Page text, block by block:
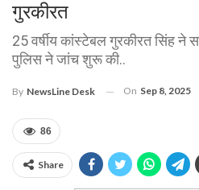
गुरकीरत
25 वर्षीय कांस्टेबल गुरकीरत सिंह ने
पुलिस ने जांच शुरू की..
By NewsLine Desk On Sep 8, 2025
86
Share